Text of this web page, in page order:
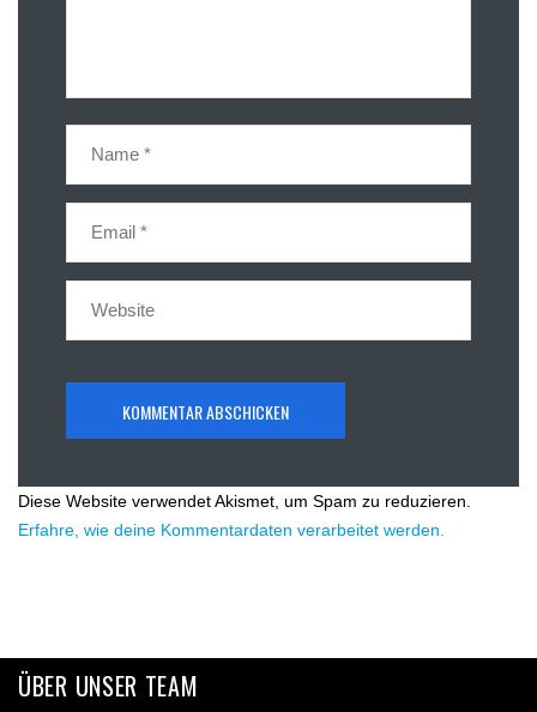
Diese Website verwendet Akismet, um Spam zu reduzieren.
Erfahre, wie deine Kommentardaten verarbeitet werden.
ÜBER UNSER TEAM